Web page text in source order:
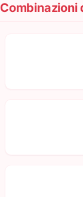
Combinazioni